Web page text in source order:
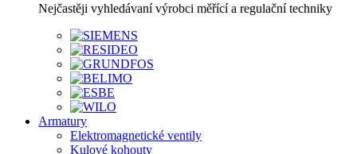
Nejčastěji vyhledávaní výrobci měřící a regulační techniky
Armatury
Elektromagnetické ventily
Kulové kohouty